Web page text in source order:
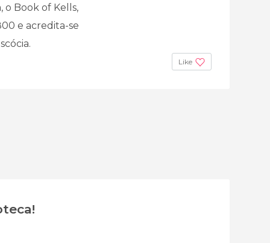
o Book of Kells,
e acredita-se
Like